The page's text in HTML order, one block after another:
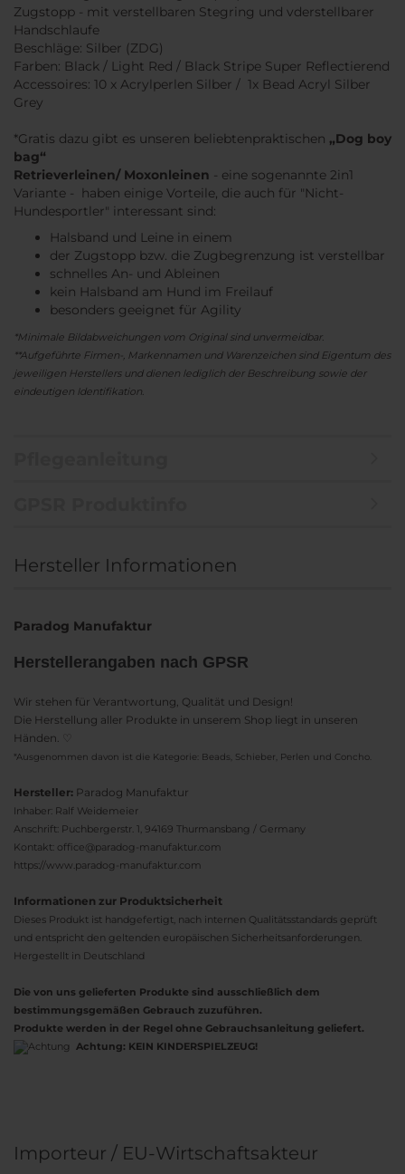
Zugstopp - mit verstellbaren Stegring und vderstellbarer
Handschlaufe
Beschläge: Silber (ZDG)
Farben: Black / Light Red / Black Stripe Super Reflectierend
Accessoires: 10 x Acrylperlen Silber / 1x Bead Acryl Silber
Grey
*Gratis dazu gibt es unseren beliebtenpraktischen „Dog boy
bag“
Retrieverleinen/ Moxonleinen - eine sogenannte 2in1
Variante - haben einige Vorteile, die auch für "Nicht-
Hundesportler" interessant sind:
Halsband und Leine in einem
der Zugstopp bzw. die Zugbegrenzung ist verstellbar
schnelles An- und Ableinen
kein Halsband am Hund im Freilauf
besonders geeignet für Agility
*Minimale Bildabweichungen vom Original sind unvermeidbar.
**Aufgeführte Firmen-, Markennamen und Warenzeichen sind Eigentum des
jeweiligen Herstellers und dienen lediglich der Beschreibung sowie der
eindeutigen Identifikation.
Hersteller Informationen
Paradog Manufaktur
Herstellerangaben nach GPSR
Wir stehen für Verantwortung, Qualität und Design!
Die Herstellung aller Produkte in unserem Shop liegt in unseren
Händen. ♡
*Ausgenommen davon ist die Kategorie: Beads, Schieber, Perlen und Concho.
Hersteller: Paradog Manufaktur
Inhaber: Ralf Weidemeier
Anschrift: Puchbergerstr. 1, 94169 Thurmansbang / Germany
Kontakt: office@paradog-manufaktur.com
https://www.paradog-manufaktur.com
Informationen zur Produktsicherheit
Dieses Produkt ist handgefertigt, nach internen Qualitätsstandards geprüft
und entspricht den geltenden europäischen Sicherheitsanforderungen.
Hergestellt in Deutschland
Die von uns gelieferten Produkte sind ausschließlich dem
bestimmungsgemäßen Gebrauch zuzuführen.
Produkte werden in der Regel ohne Gebrauchsanleitung geliefert.
Achtung: KEIN KINDERSPIELZEUG!
Importeur / EU-Wirtschaftsakteur